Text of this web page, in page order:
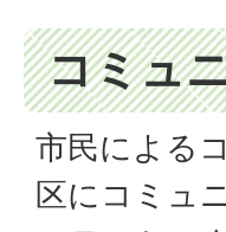
コミュ
市民による
区にコミュ